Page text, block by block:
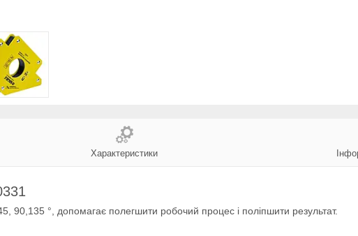
Характеристики
90,135 °, допомагає полегшити робочий процес і поліпшити результат.